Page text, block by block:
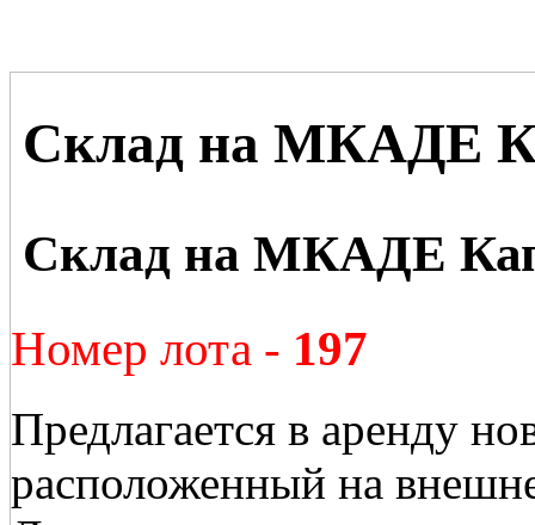
Склад на МКАДЕ
Склад на МКАДЕ
Номер лота - 197
Предлагается в аренду
расположенный на